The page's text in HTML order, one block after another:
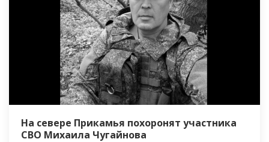
На севере Прикамья похоронят участника
СВО Михаила Чугайнова